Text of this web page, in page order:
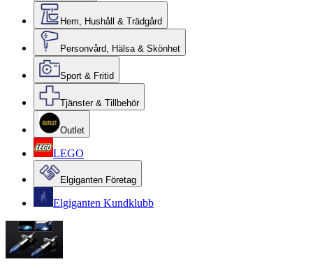
Hem, Hushåll & Trädgård
Personvård, Hälsa & Skönhet
Sport & Fritid
Tjänster & Tillbehör
Outlet
LEGO
Elgiganten Företag
Elgiganten Kundklubb